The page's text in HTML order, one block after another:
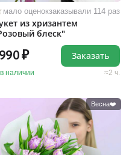
мало оценокзаказывали 114 раз
из хризантем
блеск"
в наличии 2 ч.
Заказать
Весна❤️